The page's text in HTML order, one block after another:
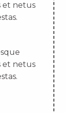
et netus
et netus